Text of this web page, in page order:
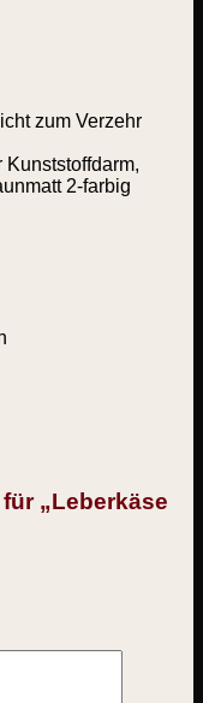
zum Verzehr
2-farbig
„Leberkäse